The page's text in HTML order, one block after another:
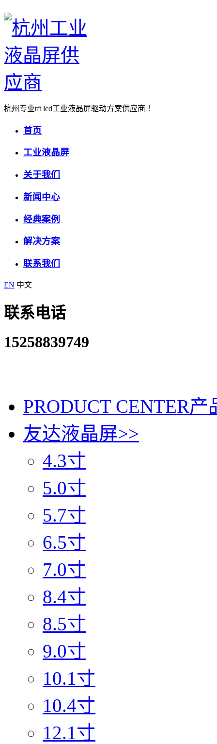
杭州专业tft lcd工业液晶屏驱动方案供应商 ！
首页
工业液晶屏
关于我们
新闻中心
经典案例
解决方案
联系我们
EN 中文
联系电话
15258839749
PRODUCT CENTER产
友达液晶屏>>
4.3寸
5.0寸
5.7寸
6.5寸
7.0寸
8.4寸
8.5寸
9.0寸
10.1寸
10.4寸
12.1寸